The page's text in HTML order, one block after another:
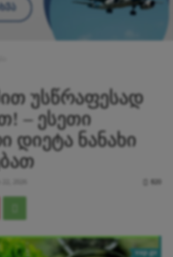
უსწრაფესად
– ესეთი
დიეტა ნანახი
820